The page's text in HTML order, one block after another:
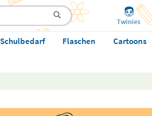
Twinies
Schulbedarf Flaschen Cartoons